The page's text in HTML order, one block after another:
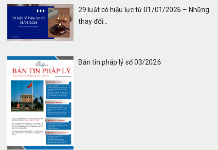
29 luật có hiệu lực từ 01/01/2026 – Những
thay đổi...
Bản tin pháp lý số 03/2026